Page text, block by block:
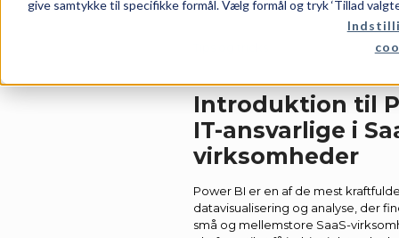
give samtykke til specifikke formål. Vælg formål og tryk ‘Tillad
Introduktion til
IT-ansvarlige i
virksomheder
Power BI er en af de mest
datavisualisering og analyse, der
små og mellemstore SaaS-